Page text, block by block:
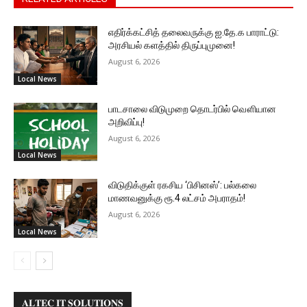
Local News
எதிர்க்கட்சித் தலைவருக்கு ஐ.தே.க பாராட்டு:
அரசியல் களத்தில் திருப்புமுனை!
August 6, 2026
Local News
பாடசாலை விடுமுறை தொடர்பில் வௌியான
அறிவிப்பு!
August 6, 2026
Local News
விடுதிக்குள் ரகசிய ‘பிசினஸ்’: பல்கலை
மாணவனுக்கு ரூ.4 லட்சம் அபராதம்!
August 6, 2026
𝐀𝐋𝐓𝐄𝐂 𝐈𝐓 𝐒𝐎𝐋𝐔𝐓𝐈𝐎𝐍𝐒